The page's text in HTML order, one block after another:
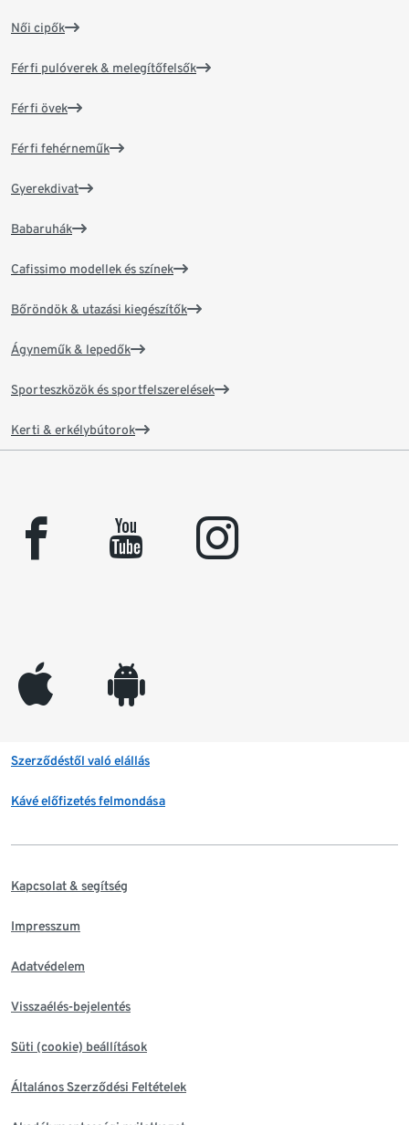
Női cipők
Férfi pulóverek & melegítőfelsők
Férfi övek
Férfi fehérneműk
Gyerekdivat
Babaruhák
Cafissimo modellek és színek
Bőröndök & utazási kiegészítők
Ágyneműk & lepedők
Sporteszközök és sportfelszerelések
Kerti & erkélybútorok
facebook youtube instagram
appleinc android
Szerződéstől való elállás
Kávé előfizetés felmondása
Kapcsolat & segítség
Impresszum
Adatvédelem
Visszaélés-bejelentés
Süti (cookie) beállítások
Általános Szerződési Feltételek